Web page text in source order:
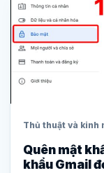
Thủ thuật và kinh
Quên mật
khẩu Gmail